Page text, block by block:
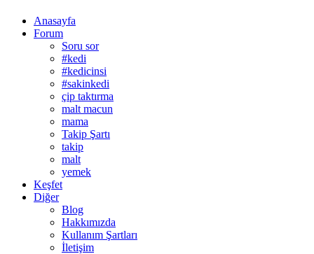
Anasayfa
Forum
Soru sor
#kedi
#kedicinsi
#sakinkedi
çip taktırma
malt macun
mama
Takip Şartı
takip
malt
yemek
Keşfet
Diğer
Blog
Hakkımızda
Kullanım Şartları
İletişim